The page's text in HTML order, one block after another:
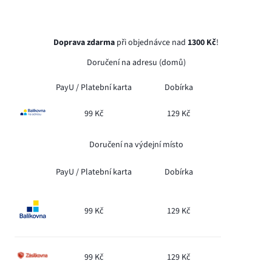
Doprava zdarma při objednávce nad 1300 Kč!
Doručení na adresu (domů)
PayU / Platební karta Dobírka
99 Kč 129 Kč
Doručení na výdejní místo
PayU / Platební karta Dobírka
99 Kč 129 Kč
99 Kč 129 Kč